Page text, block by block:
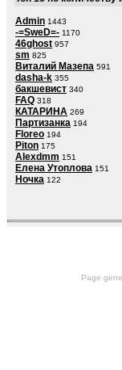
Admin 1443
-=SweD=- 1170
46ghost 957
sm 825
Виталий Мазепа 591
dasha-k 355
бакшевист 340
FAQ 318
КАТАРИНА 269
Партизанка 194
Floreo 194
Piton 175
Alexdmm 151
Елена Утоплова 151
Ночка 122
Page